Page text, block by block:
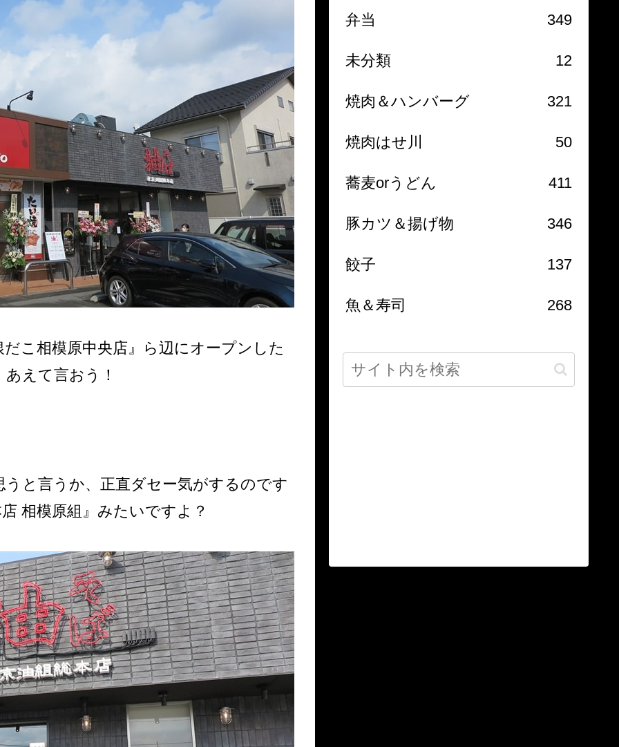
こ相模原中央店』ら辺にオープンした
えて言おう！
と言うか、正直ダセー気がするのです
相模原組』みたいですよ？
弁当 349
未分類 12
焼肉＆ハンバーグ 321
焼肉はせ川 50
蕎麦orうどん 411
豚カツ＆揚げ物 346
餃子 137
魚＆寿司 268